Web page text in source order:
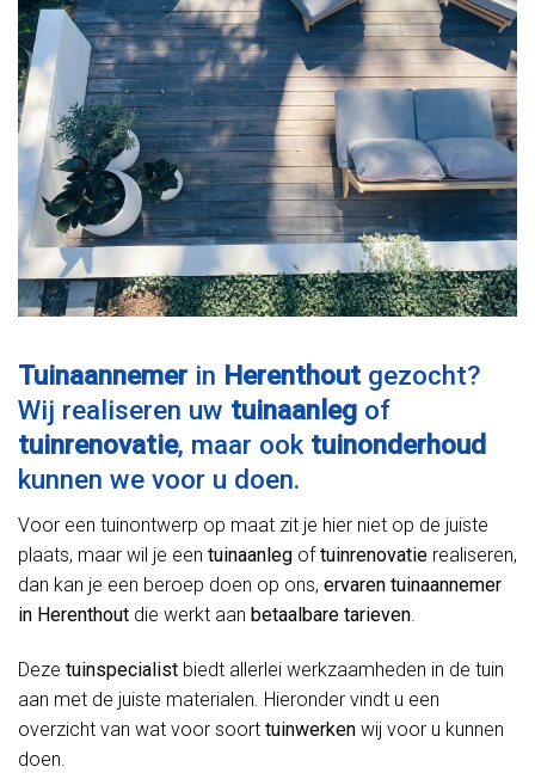
Tuinaannemer in Herenthout gezocht?
Wij realiseren uw tuinaanleg of
tuinrenovatie, maar ook tuinonderhoud
kunnen we voor u doen.
Voor een tuinontwerp op maat zit je hier niet op de juiste
plaats, maar wil je een tuinaanleg of tuinrenovatie realiseren,
dan kan je een beroep doen op ons, ervaren tuinaannemer
in Herenthout die werkt aan betaalbare tarieven.
Deze tuinspecialist biedt allerlei werkzaamheden in de tuin
aan met de juiste materialen. Hieronder vindt u een
overzicht van wat voor soort tuinwerken wij voor u kunnen
doen.